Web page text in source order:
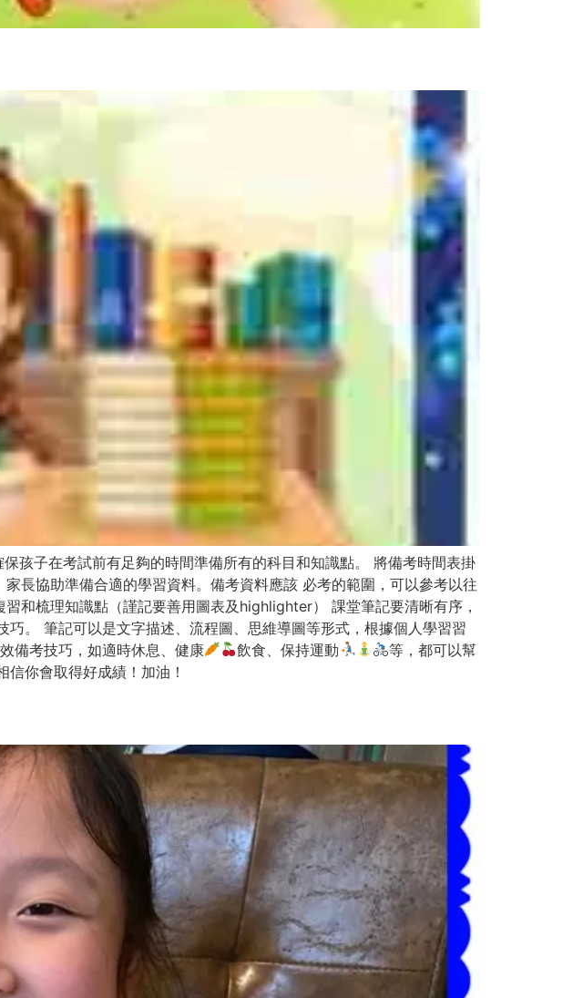
孩子在考試前有足夠的時間準備所有的科目和知識點。 將備考時間表掛
家長協助準備合適的學習資料。備考資料應該 必考的範圍，可以參考以往
和梳理知識點（謹記要善用圖表及highlighter） 課堂筆記要清晰有序，
。 筆記可以是文字描述、流程圖、思維導圖等形式，根據個人學習習
備考技巧，如適時休息、健康
飲食、保持運動
等，都可以幫
你會取得好成績！加油！